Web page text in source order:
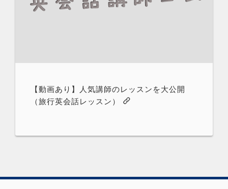
【動画あり】人気講師のレッスンを大公開
（旅行英会話レッスン）